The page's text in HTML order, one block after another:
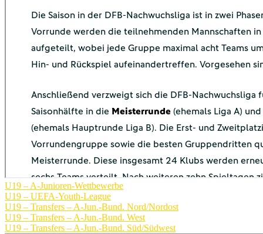
U19 – A-Junioren-Wettbewerbe
U19 – UEFA-Youth-League
U19 – Transfers – A-Jun.-Bund. Nord/Nordost
U19 – Transfers – A-Jun.-Bund. West
U19 – Transfers – A-Jun.-Bund. Süd/Südwest